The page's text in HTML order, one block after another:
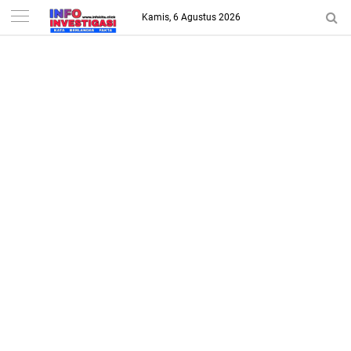
-->
Kamis, 6 Agustus 2026